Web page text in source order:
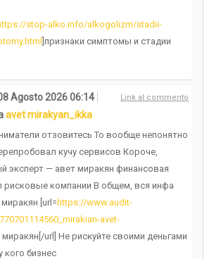
stop-alko.info/alkogolizm/stadii-
]признаки симптомы и стадии
Link al commento
Agosto 2026 06:14
avet mirakyan_ikka
отзовитесь То вообще непонятно
кучу сервисов Короче,
эксперт — авет миракян финансовая
рисковые компании В общем, вся инфа
[url=https://www.audit-
avet-
миракян[/url] Не рискуйте своими деньгами
кого бизнес